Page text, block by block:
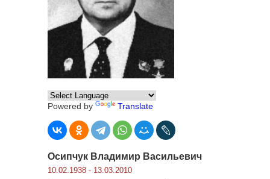
Powered by Translate
Осипчук Владимир Васильевич
10.02.1938 - 13.03.2010